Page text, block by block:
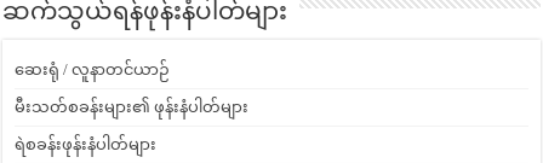
ဆက်သွယ်ရန်ဖုန်းနံပါတ်များ
ဆေးရုံ / လူနာတင်ယာဉ်
မီးသတ်စခန်းများ၏ ဖုန်းနံပါတ်များ
ရဲစခန်းဖုန်းနံပါတ်များ